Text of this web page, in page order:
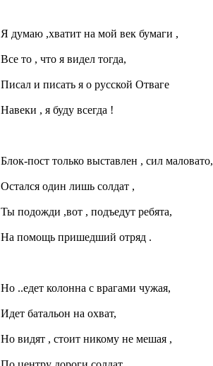
Я думаю ,хватит на мой век бумаги ,
Все то , что я видел тогда,
Писал и писать я о русской Отваге
Навеки , я буду всегда !
Блок-пост только выставлен , сил маловато,
Остался один лишь солдат ,
Ты подожди ,вот , подъедут ребята,
На помощь пришедший отряд .
Но ..едет колонна с врагами чужая,
Идет батальон на охват,
Но видят , стоит никому не мешая ,